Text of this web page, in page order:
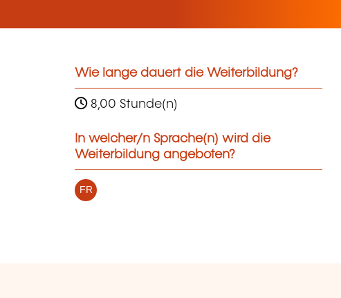
Wie lange dauert die Weiterbildung?
8,00 Stunde(n)
In welcher/n Sprache(n) wird die
Weiterbildung angeboten?
FR